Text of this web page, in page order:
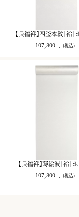
【長襦袢】四釜本紋｜袷｜
107,800円 (税込)
【長襦袢】蒔絵波｜袷｜ホ
107,800円 (税込)